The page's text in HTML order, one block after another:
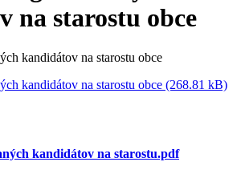
na starostu obce
kandidátov na starostu obce
kandidátov na starostu obce (268.81 kB)
kandidátov na starostu.pdf